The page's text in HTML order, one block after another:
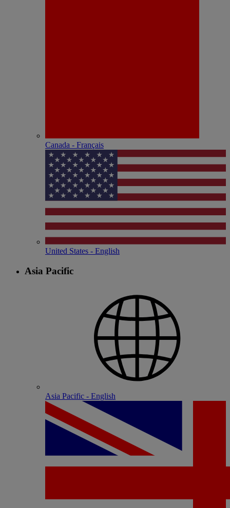
Canada - Français
United States - English
Asia Pacific
Asia Pacific - English